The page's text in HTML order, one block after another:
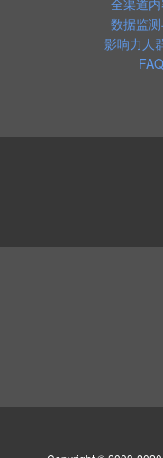
全渠道
数据监
影响力人